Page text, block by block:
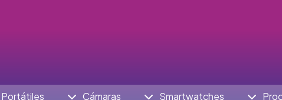
Portátiles Cámaras Smartwatches